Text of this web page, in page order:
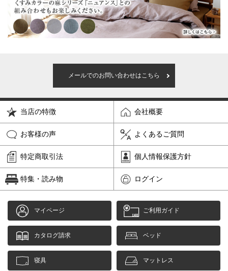
メールでのお問い合わせはこちら
当店の特徴 会社概要
お客様の声 よくあるご質問
特定商取引法 個人情報保護方針
特集・読み物 ログイン
マイページ ご利用ガイド
カタログ請求 ベッド
寝具 マットレス